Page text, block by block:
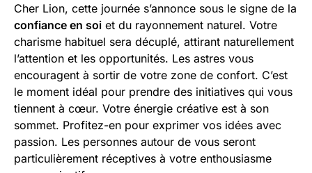
Cher Lion, cette journée s’annonce sous le signe de la
confiance en soi et du rayonnement naturel. Votre
charisme habituel sera décuplé, attirant naturellement
l’attention et les opportunités. Les astres vous
encouragent à sortir de votre zone de confort. C’est
le moment idéal pour prendre des initiatives qui vous
tiennent à cœur. Votre énergie créative est à son
sommet. Profitez-en pour exprimer vos idées avec
passion. Les personnes autour de vous seront
particulièrement réceptives à votre enthousiasme